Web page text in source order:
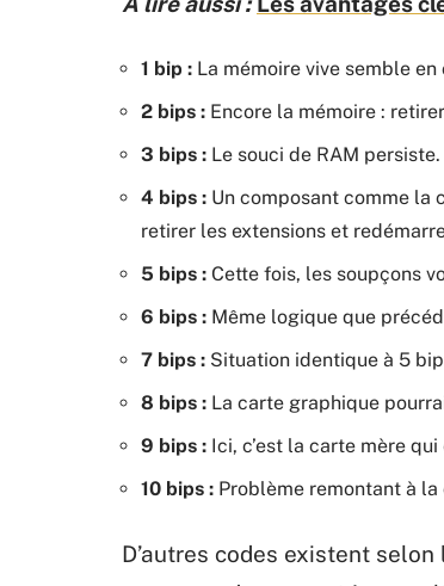
1 bip : La mémoire vive semble
2 bips : Encore la mémoire :
3 bips : Le souci de RAM persiste.
4 bips : Un composant comme la
retirer les extensions et
5 bips : Cette fois, les soupçons
6 bips : Même logique que
7 bips : Situation identique à 5
8 bips : La carte graphique
9 bips : Ici, c’est la carte mère
10 bips : Problème remontant à la
D’autres codes existent